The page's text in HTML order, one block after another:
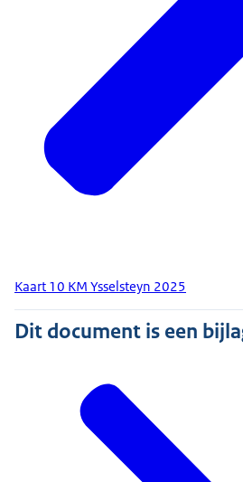
Kaart 10 KM Ysselsteyn 2025
Dit document is een